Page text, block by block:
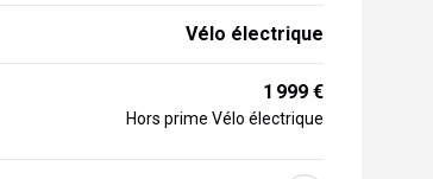
Vélo électrique
1 999 €
Hors prime Vélo électrique